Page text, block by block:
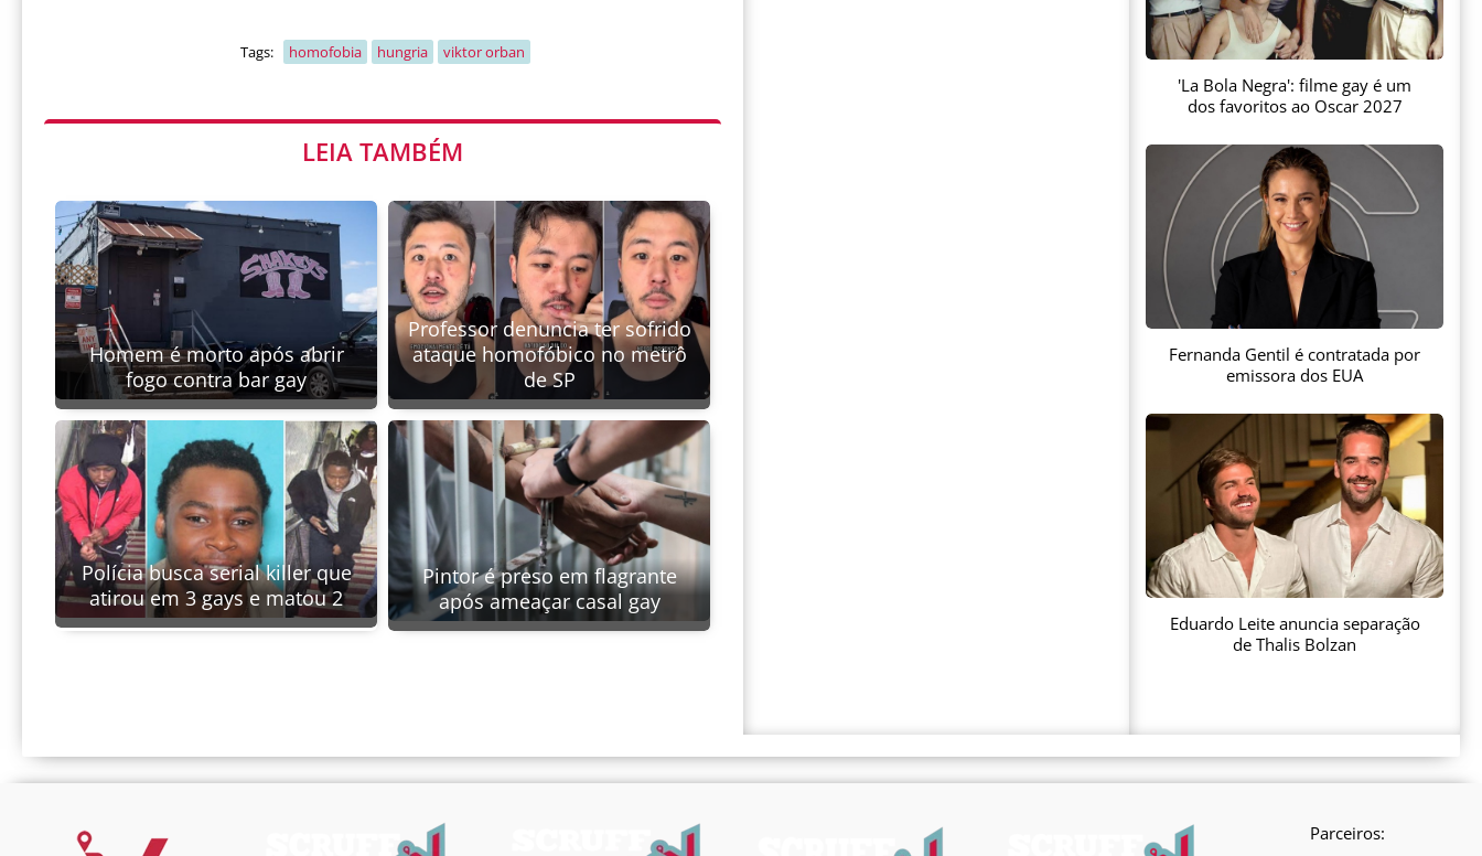
Tags: homofobia hungria viktor orban
LEIA TAMBÉM
Homem é morto após abrir
fogo contra bar gay
Professor denuncia ter sofrido
ataque homofóbico no metrô
de SP
Polícia busca serial killer que
atirou em 3 gays e matou 2
Pintor é preso em flagrante
após ameaçar casal gay
'La Bola Negra': filme gay é um
dos favoritos ao Oscar 2027
Fernanda Gentil é contratada por
emissora dos EUA
Eduardo Leite anuncia separação
de Thalis Bolzan
Parceiros: